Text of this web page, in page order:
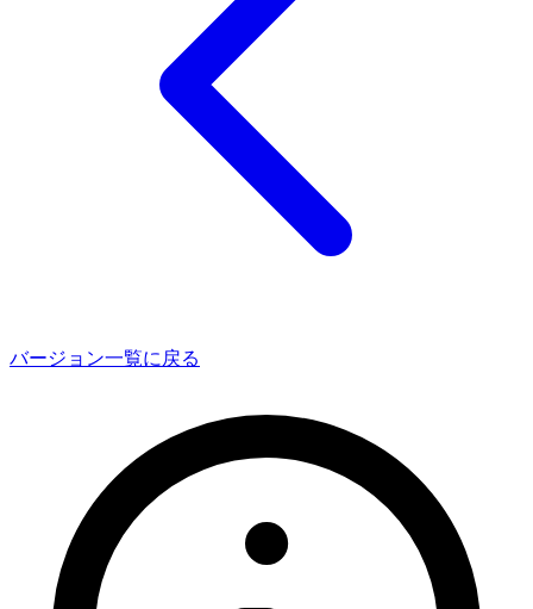
バージョン一覧に戻る